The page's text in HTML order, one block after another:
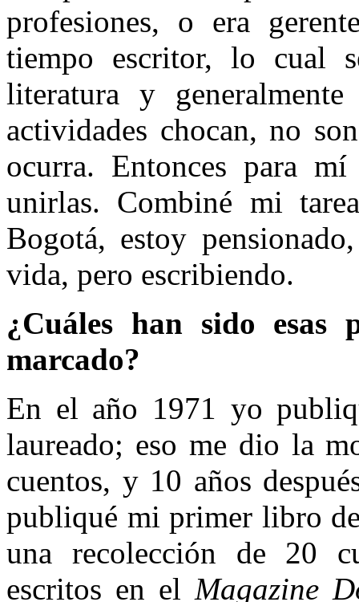
profesiones, o era
tiempo escritor, lo cual
literatura y
actividades chocan, no
ocurra. Entonces para
unirlas. Combiné mi
Bogotá, estoy
vida, pero escribiendo.
¿Cuáles han sido esas
marcado?
En el año 1971 yo
laureado; eso me dio la
cuentos, y 10 años
publiqué mi primer libro
una recolección de 20
escritos en el Magazine